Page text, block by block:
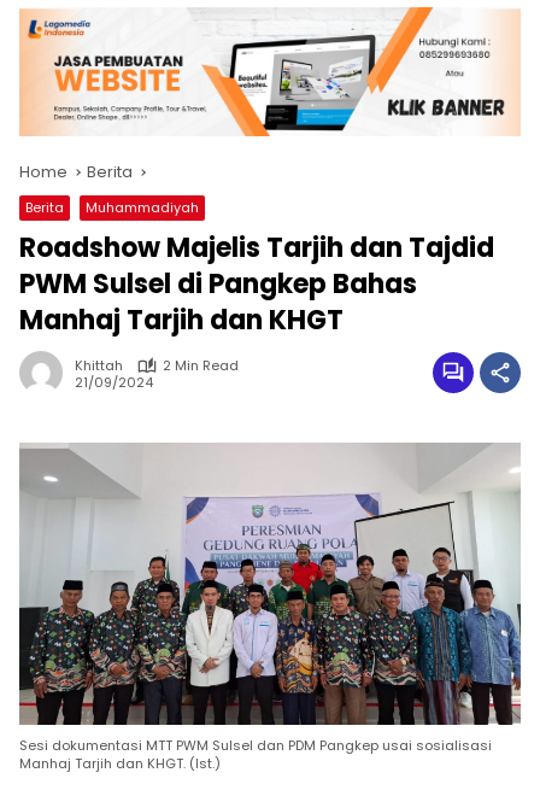
Home Berita
Berita Muhammadiyah
Roadshow Majelis Tarjih dan Tajdid
PWM Sulsel di Pangkep Bahas
Manhaj Tarjih dan KHGT
Khittah
2 Min Read
21/09/2024
Sesi dokumentasi MTT PWM Sulsel dan PDM Pangkep usai sosialisasi
Manhaj Tarjih dan KHGT. (Ist.)